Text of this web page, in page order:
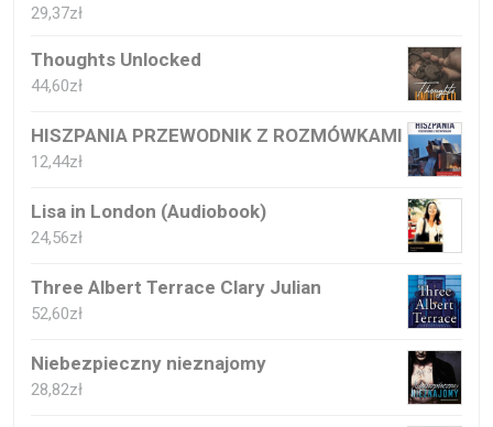
29,37zł
Thoughts Unlocked
44,60zł
HISZPANIA PRZEWODNIK Z ROZMÓWKAMI
12,44zł
Lisa in London (Audiobook)
24,56zł
Three Albert Terrace Clary Julian
52,60zł
Niebezpieczny nieznajomy
28,82zł